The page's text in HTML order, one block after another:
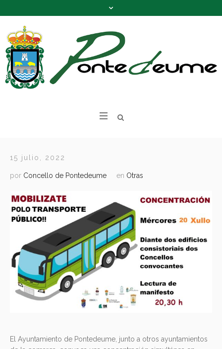
15 julio, 2022
por Concello de Pontedeume en Otras
El Ayuntamiento de Pontedeume, junto a otros ayuntamientos